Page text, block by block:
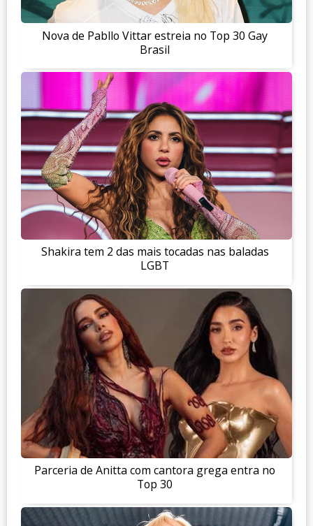
Nova de Pabllo Vittar estreia no Top 30 Gay
Brasil
Shakira tem 2 das mais tocadas nas baladas
LGBT
Parceria de Anitta com cantora grega entra no
Top 30